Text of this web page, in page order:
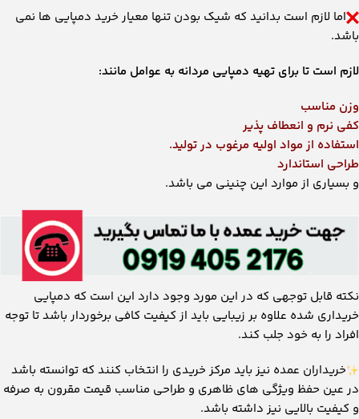
اما لازم است بدانید که شیک بودن تنها معیار خرید دمپایی ‌ها نمی
‌باشد.
لازم است تا برای تهیه دمپایی مردانه به عوامل مانند:
وزن مناسب
کفی نرم و انعطاف پذیر
استفاده از مواد اولیه مرغوب در تولید.
طراحی استاندارد
و بسیاری از موارد این چنینی می ‌باشد.
نکته قابل توجهی که در این مورد وجود دارد این است که دمپایی
خریداری شده علاوه بر زیبایی باید از کیفیت کافی برخوردار باشد تا توجه
افراد را به خود جلب کند.
خریداران عمده نیز باید مرکز خریدی را انتخاب کنند که توانسته باشد
در عین حفظ ویژگی ‌های ظاهری و طراحی مناسب قیمت مقرون به صرفه
و کیفیت بالایی نیز داشته باشد.